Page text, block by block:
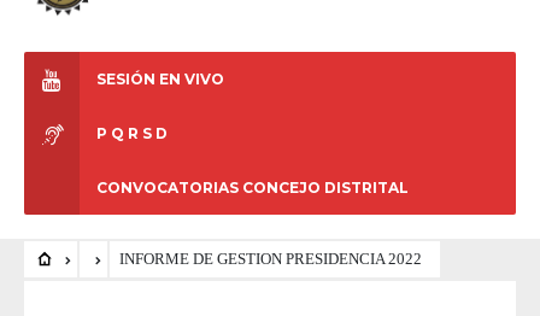
SESIÓN EN VIVO
P Q R S D
CONVOCATORIAS CONCEJO DISTRITAL
INFORME DE GESTION PRESIDENCIA 2022